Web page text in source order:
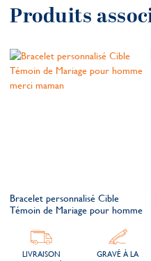
Produits
Bracelet personnalisé Cible
Témoin de Mariage pour homme
LIVRAISON
GRAVÉ À LA